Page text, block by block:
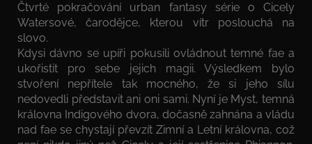
Čtvrté pokračování urban fantasy série o Cicely
Watersové, čarodějce, kterou vítr poslouchá na
slovo.
Kdysi dávno se upíři pokusili ovládnout temné fae a
ukořistit pro sebe jejich magii. Výsledkem bylo
stvoření nepřítele tak mocného, že si jeho sílu
nedovedli představit ani oni sami. Nyní je Myst, temná
královna Indigového dvora, dočasně zahnána a vládu
nad fae se chystají převzít Zimní a Letní královna, což